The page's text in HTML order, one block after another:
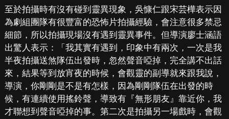
至於拍攝時有沒有碰到靈異現象，吳慷仁跟宋芸樺表示因
為劇組團隊有很豐富的恐怖片拍攝經驗，會注意很多禁忌
細節，所以拍攝現場沒有遇到靈異事件。但導演廖士涵語
出驚人表示：「我其實有遇到，印象中有兩次，一次是我
半夜拍攝送煞隊伍出發時，忽然聲音啞掉，完全講不出話
來，結果等到放宵夜的時候，會觀靈的副導就來跟我說，
導演，你剛剛是不是有怎樣，因為剛剛隊伍在出發的時
候，有連續使用搖鈴聲，導致有『無形朋友』靠近你，我
才聯想到聲音啞掉的事。第二次是拍攝另一場戲時，會觀